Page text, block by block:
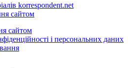
korrespondent.net
сайтом
сайтом
і персональних даних